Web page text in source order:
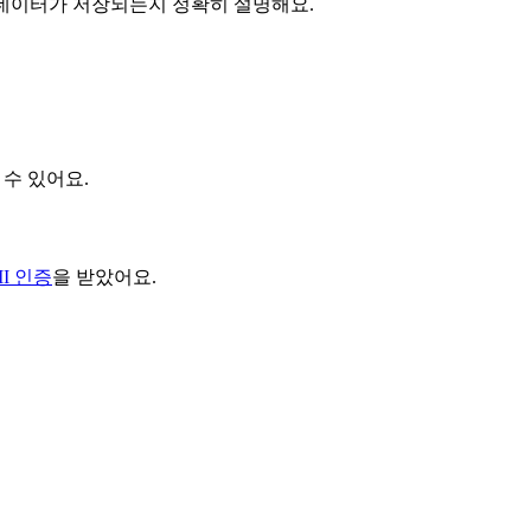
이터가 저장되는지 정확히 설명해요.
있어요.
인증을 받았어요.